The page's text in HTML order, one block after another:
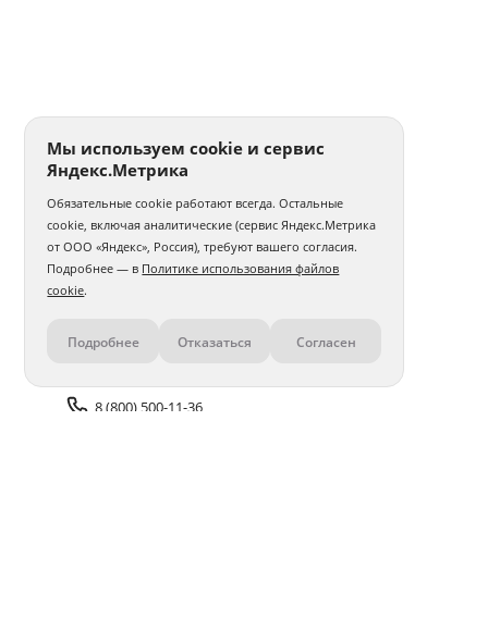
Контакты
8 (800) 500-11-36
Мы используем cookie и сервис
Яндекс.Метрика
Обязательные cookie работают всегда. Остальные
cookie, включая аналитические (сервис Яндекс.Метрика
от ООО «Яндекс», Россия), требуют вашего согласия.
Подробнее — в Политике использования файлов
cookie.
Подробнее Отказаться Согласен